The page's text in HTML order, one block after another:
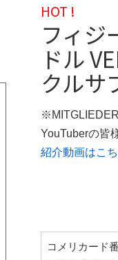
HOT !
フィジ
ドル
クルサ
YouTuberの皆
紹介動画はこ
コメリカード